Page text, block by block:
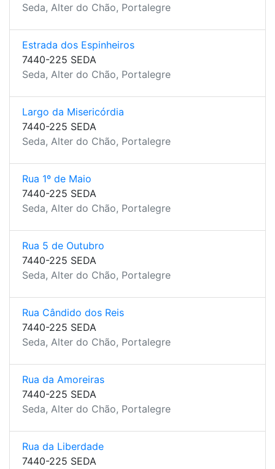
Seda, Alter do Chão, Portalegre
Estrada dos Espinheiros
7440-225 SEDA
Seda, Alter do Chão, Portalegre
Largo da Misericórdia
7440-225 SEDA
Seda, Alter do Chão, Portalegre
Rua 1º de Maio
7440-225 SEDA
Seda, Alter do Chão, Portalegre
Rua 5 de Outubro
7440-225 SEDA
Seda, Alter do Chão, Portalegre
Rua Cândido dos Reis
7440-225 SEDA
Seda, Alter do Chão, Portalegre
Rua da Amoreiras
7440-225 SEDA
Seda, Alter do Chão, Portalegre
Rua da Liberdade
7440-225 SEDA